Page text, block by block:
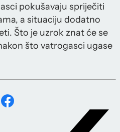
pokušavaju spriječiti
a situaciju dodatno
Što je uzrok znat će se
što vatrogasci ugase